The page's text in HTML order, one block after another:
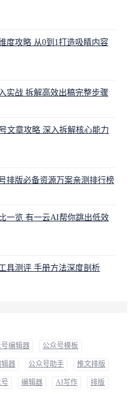
度攻略 从0到1打造吸睛内容
实战 拆解高效出稿完整步骤
文章攻略 深入拆解核心能力
排版必备资源万案亲测排行榜
一览 有一云AI帮你跳出低效
具测评 手册方法深度剖析
号编辑器 公众号模板
器 公众号助手 推文排版
编辑器 AI写作 排版